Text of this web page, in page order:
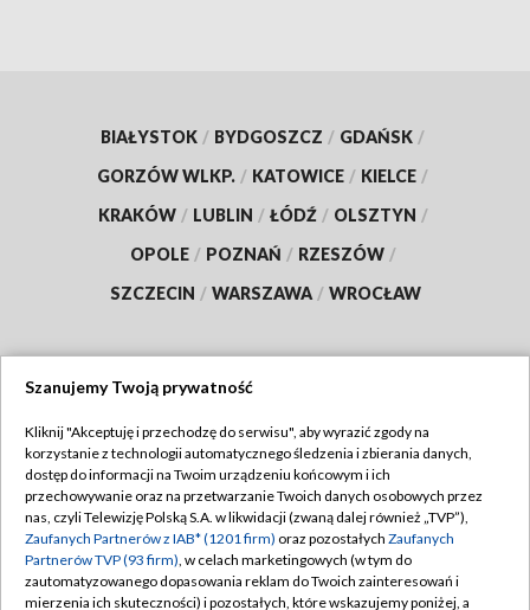
BIAŁYSTOK / BYDGOSZCZ / GDAŃSK /
GORZÓW WLKP. / KATOWICE / KIELCE /
KRAKÓW / LUBLIN / ŁÓDŹ / OLSZTYN /
OPOLE / POZNAŃ / RZESZÓW /
SZCZECIN / WARSZAWA / WROCŁAW
TVP
Abonament TVP
Emisja w TVP
Centrum informacji TVP
Regulamin TVP
Polityka prywatności
Moje zgody
Szanujemy Twoją prywatność
Kliknij "Akceptuję i przechodzę do serwisu", aby wyrazić zgody na
korzystanie z technologii automatycznego śledzenia i zbierania danych,
dostęp do informacji na Twoim urządzeniu końcowym i ich
przechowywanie oraz na przetwarzanie Twoich danych osobowych przez
nas, czyli Telewizję Polską S.A. w likwidacji (zwaną dalej również „TVP”),
Zaufanych Partnerów z IAB* (1201 firm) oraz pozostałych Zaufanych
Partnerów TVP (93 firm), w celach marketingowych (w tym do
zautomatyzowanego dopasowania reklam do Twoich zainteresowań i
mierzenia ich skuteczności) i pozostałych, które wskazujemy poniżej, a